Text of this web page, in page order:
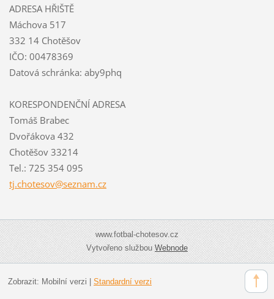
ADRESA HŘIŠTĚ
Máchova 517
332 14 Chotěšov
IČO: 00478369
Datová schránka: aby9phq
KORESPONDENČNÍ ADRESA
Tomáš Brabec
Dvořákova 432
Chotěšov 33214
Tel.: 725 354 095
tj.chotesov@seznam.cz
www.fotbal-chotesov.cz
Vytvořeno službouWebnode
Zobrazit: Mobilní verzi Standardní verzi